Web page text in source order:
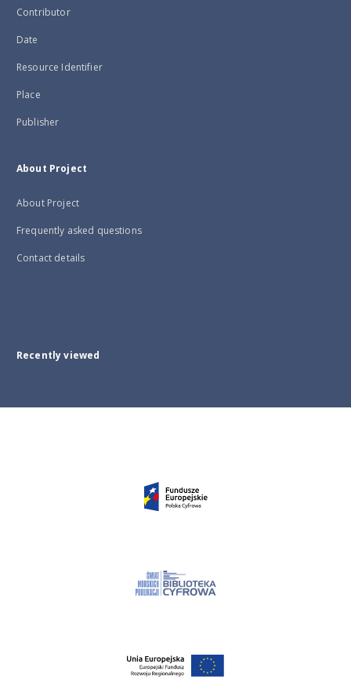
Contributor
Date
Resource Identifier
Place
Publisher
About Project
About Project
Frequently asked questions
Contact details
Recently viewed